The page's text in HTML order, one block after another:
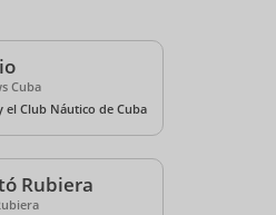
Cuba
el Club Náutico de Cuba
Rubiera